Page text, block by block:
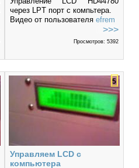
через LPT порт с компьтера.
Видео от пользователя efrem
>>>
Просмотров: 5392
Управляем LCD с
компьютера
5